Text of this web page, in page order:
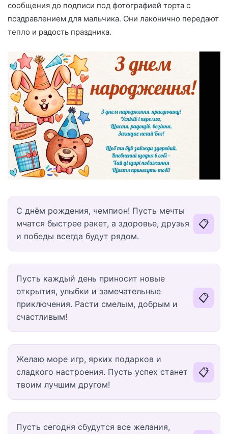
сообщения до подписи под фотографией торта с
поздравлением для мальчика. Они лаконично передают
тепло и радость праздника.
С днём рождения, чемпион! Пусть мечты
мчатся быстрее ракет, а здоровье, друзья
и победы всегда будут рядом.
📋
Пусть каждый день приносит новые
открытия, улыбки и замечательные
приключения. Расти смелым, добрым и
счастливым!
📋
Желаю море игр, ярких подарков и
сладкого настроения. Пусть успех станет
твоим лучшим другом!
📋
Пусть сегодня сбудутся все желания,